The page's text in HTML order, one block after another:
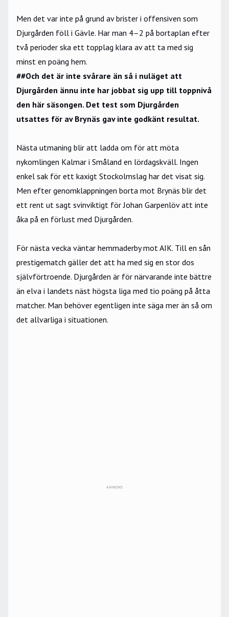
Men det var inte på grund av brister i offensiven som
Djurgården föll i Gävle. Har man 4–2 på bortaplan efter
två perioder ska ett topplag klara av att ta med sig
minst en poäng hem.
##Och det är inte svårare än så i nuläget att
Djurgården ännu inte har jobbat sig upp till toppnivå
den här säsongen. Det test som Djurgården
utsattes för av Brynäs gav inte godkänt resultat.
Nästa utmaning blir att ladda om för att möta
nykomlingen Kalmar i Småland en lördagskväll. Ingen
enkel sak för ett kaxigt Stockolmslag har det visat sig.
Men efter genomklappningen borta mot Brynäs blir det
ett rent ut sagt svinviktigt för Johan Garpenlöv att inte
åka på en förlust med Djurgården.
För nästa vecka väntar hemmaderby mot AIK. Till en sån
prestigematch gäller det att ha med sig en stor dos
självförtroende. Djurgården är för närvarande inte bättre
än elva i landets näst högsta liga med tio poäng på åtta
matcher. Man behöver egentligen inte säga mer än så om
det allvarliga i situationen.